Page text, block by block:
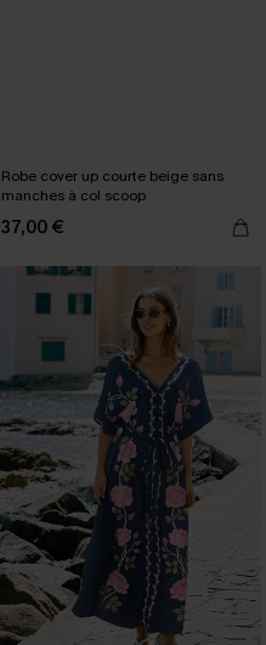
Robe cover up courte beige sans
manches à col scoop
37,00 €